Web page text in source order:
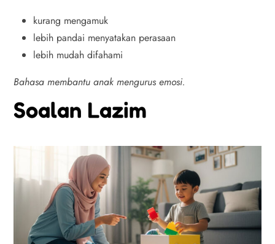
kurang mengamuk
lebih pandai menyatakan perasaan
lebih mudah difahami
Bahasa membantu anak mengurus emosi.
Soalan Lazim